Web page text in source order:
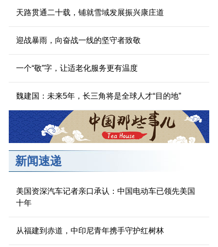
天路贯通二十载，铺就雪域发展振兴康庄道
迎战暴雨，向奋战一线的坚守者致敬
一个“敬”字，让适老化服务更有温度
魏建国：未来5年，长三角将是全球人才“目的地”
新闻速递
美国资深汽车记者亲口承认：中国电动车已领先美国
十年
从福建到赤道，中印尼青年携手守护红树林